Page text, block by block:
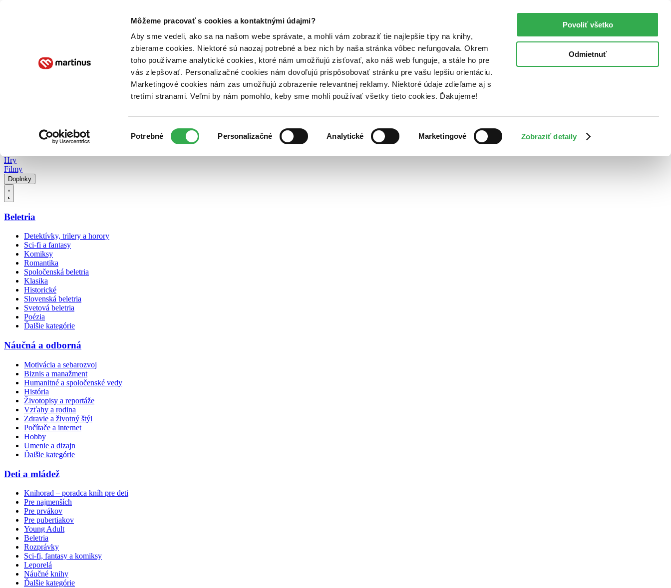
Môžeme pracovať s cookies a kontaktnými údajmi?
Aby sme vedeli, ako sa na našom webe správate, a mohli vám zobraziť tie najlepšie tipy na knihy,
zbierame cookies. Niektoré sú naozaj potrebné a bez nich by naša stránka vôbec nefungovala. Okrem
toho používame analytické cookies, ktoré nám umožňujú zisťovať, ako náš web funguje, a stále ho pre
vás zlepšovať. Personalizačné cookies nám dovoľujú prispôsobovať stránku pre vašu lepšiu orientáciu.
Marketingové cookies nám zas umožňujú zobrazenie relevantnej reklamy. Niektoré údaje zdieľame aj s
tretími stranami. Veľmi by nám pomohlo, keby sme mohli používať všetky tieto cookies. Ďakujeme!
súhlasu
Potrebné Personalizačné Analytické Marketingové Zobraziť detaily
Povoliť všetko
Odmietnuť
Poukážky Kontakt
Hry
Filmy
Doplnky
Beletria
Detektívky, trilery a horory
Sci-fi a fantasy
Komiksy
Romantika
Spoločenská beletria
Klasika
Historické
Slovenská beletria
Svetová beletria
Poézia
Ďalšie kategórie
Náučná a odborná
Motivácia a sebarozvoj
Biznis a manažment
Humanitné a spoločenské vedy
História
Životopisy a reportáže
Vzťahy a rodina
Zdravie a životný štýl
Počítače a internet
Hobby
Umenie a dizajn
Ďalšie kategórie
Deti a mládež
Knihorad – poradca kníh pre deti
Pre najmenších
Pre prvákov
Pre pubertiakov
Young Adult
Beletria
Rozprávky
Sci-fi, fantasy a komiksy
Leporelá
Náučné knihy
Ďalšie kategórie